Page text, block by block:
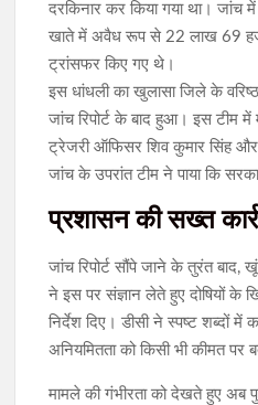
दरकिनार कर किया गया था। जांच
खाते में अवैध रूप से 22 लाख 69
ट्रांसफर किए गए थे।
इस धांधली का खुलासा जिले के
जांच रिपोर्ट के बाद हुआ। इस टीम में
ट्रेजरी ऑफिसर शिव कुमार सिंह और
जांच के उपरांत टीम ने पाया कि
प्रशासन की सख्त
जांच रिपोर्ट सौंपे जाने के तुरंत बाद,
ने इस पर संज्ञान लेते हुए दोषियों के
निर्देश दिए। डीसी ने स्पष्ट शब्दों में
अनियमितता को किसी भी कीमत पर
मामले की गंभीरता को देखते हुए अब